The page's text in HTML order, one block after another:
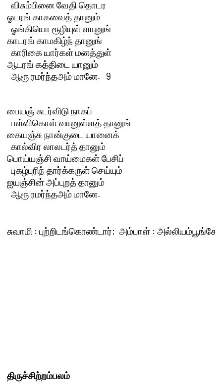
  விசும்பினை வேதி தொடர
ஓடரங் காகவைத் தானும்
  ஓங்கியொ ரூழியுள் ளானுங்
காடரங் காமகிழ்ந் தானுங்
  காரிகை யார்கள் மனத்துள்
ஆடரங் கத்திடை யானும்
  ஆரூ ரமர்ந்தஅம் மானே.   9
பையஞ் சுடர்விடு நாகப்
  பள்ளிகொள் வானுள்ளத் தானுங்
கையஞ்சு நான்குடை யானைக்
  கால்விர லாலடர்த் தானும்
பொய்யஞ்சி வாய்மைகள் பேசிப்
  புகழ்புரிந் தார்க்கருள் செய்யும்
ஐயஞ்சின் அப்புறத் தானும்
  ஆரூ ரமர்ந்தஅம் மானே.
சுவாமி : புற்றிடங்கொண்டார்;  அம்பாள் :
திருச்சிற்றம்பலம்